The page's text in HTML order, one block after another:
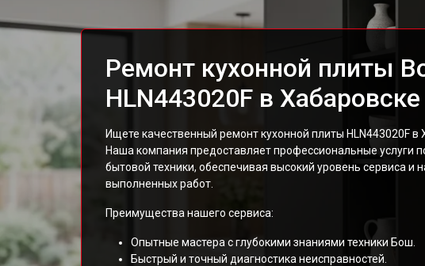
Ремонт кухонной плиты
HLN443020F в Хабаровске
Ищете качественный ремонт кухонной плиты HLN443020F в
Наша компания предоставляет профессиональные услуги
бытовой техники, обеспечивая высокий уровень сервиса и
выполненных работ.
Преимущества нашего сервиса:
Опытные мастера с глубокими знаниями техники Бош.
Быстрый и точный диагностика неисправностей.